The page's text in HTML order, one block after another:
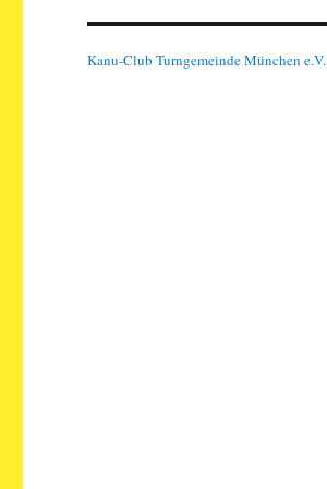
Kanu-Club Turngemeinde München e.V.